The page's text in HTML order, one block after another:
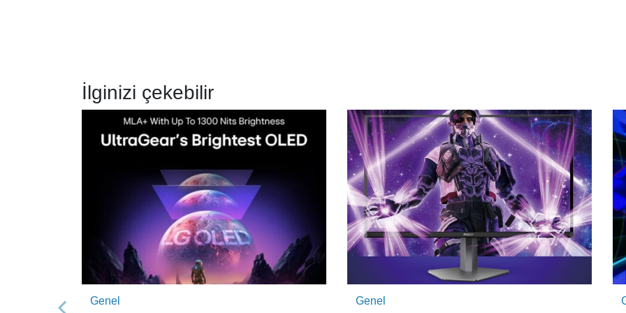
İlginizi çekebilir
Genel Genel